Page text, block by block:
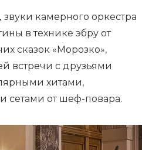
звуки камерного оркестра
в технике эбру от
сказок «Морозко»,
встречи с друзьями
хитами,
от шеф-повара.